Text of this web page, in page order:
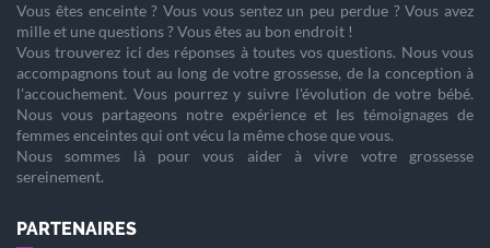
Vous êtes enceinte? Vous vous sentez un peu perdue ? Vous avez
mille et une questions ? Vous êtes au bon endroit !
Vous trouverez ici des réponses à toutes vos questions. Nous vous
accompagnons tout au long de votre grossesse, de la conception à
l'accouchement. Vous pourrez y suivre l'évolution de votre bébé.
Nous vous partageons notre expérience et les témoignages de
femmes enceintes qui ont vécu la même chose que vous.
Nous sommes là pour vous aider à vivre votre grossesse
sereinement.
PARTENAIRES